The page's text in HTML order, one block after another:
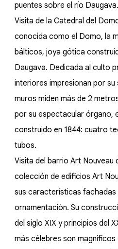
puentes sobre el río Daugava.
Visita de la Catedral del
conocida como el Domo, la
bálticos, joya gótica
Daugava. Dedicada al culto
interiores impresionan por su
muros miden más de 2
por su espectacular órgano,
construido en 1844: cuatro
tubos.
Visita del barrio Art Nouveau
colección de edificios Art
sus características fachadas
ornamentación. Su
del siglo XIX y principios del
más célebres son magníficos